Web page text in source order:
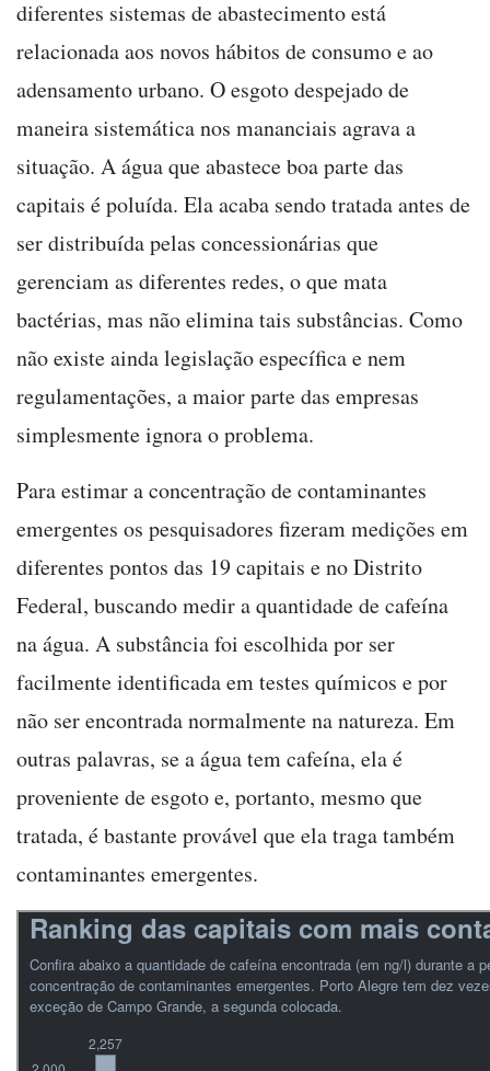
diferentes sistemas de abastecimento está
relacionada aos novos hábitos de consumo e ao
adensamento urbano. O esgoto despejado de
maneira sistemática nos mananciais agrava a
situação. A água que abastece boa parte das
capitais é poluída. Ela acaba sendo tratada antes de
ser distribuída pelas concessionárias que
gerenciam as diferentes redes, o que mata
bactérias, mas não elimina tais substâncias. Como
não existe ainda legislação específica e nem
regulamentações, a maior parte das empresas
simplesmente ignora o problema.
Para estimar a concentração de contaminantes
emergentes os pesquisadores fizeram medições em
diferentes pontos das 19 capitais e no Distrito
Federal, buscando medir a quantidade de cafeína
na água. A substância foi escolhida por ser
facilmente identificada em testes químicos e por
não ser encontrada normalmente na natureza. Em
outras palavras, se a água tem cafeína, ela é
proveniente de esgoto e, portanto, mesmo que
tratada, é bastante provável que ela traga também
contaminantes emergentes.